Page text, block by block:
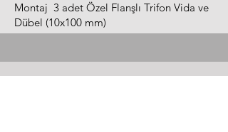
Montaj 3 adet Özel Flanşlı Trifon Vida ve
Dübel (10x100 mm)